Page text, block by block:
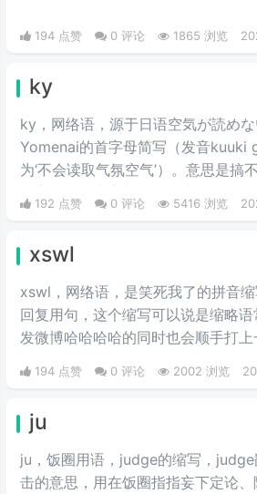
194 点赞 0 评论 1865 浏览
ky
ky，网络语，源于日语空気が読め
Yomenai的首字母简写（发音kuuki
为‘不会读取气氛空气’）。意思是搞
发言而扫了大家兴致的行为。
192 点赞 0 评论 5416 浏览
xswl
xswl，网络语，是笑死我了的拼音
回复用句，这个缩写可以说是缩略
发微博哈哈哈哈的同时也会顺手打上
194 点赞 0 评论 2002 浏览
ju
ju，饭圈用语，judge的缩写，
击的意思，用在饭圈指指妄下定论